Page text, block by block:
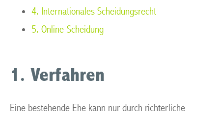
4. Internationales Scheidungsrecht
5. Online-Scheidung
1. Verfahren
Eine bestehende Ehe kann nur durch richterliche